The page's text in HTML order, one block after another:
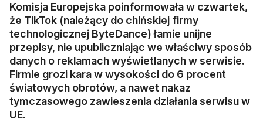
Komisja Europejska poinformowała w czwartek,
że TikTok (należący do chińskiej firmy
technologicznej ByteDance) łamie unijne
przepisy, nie upubliczniając we właściwy sposób
danych o reklamach wyświetlanych w serwisie.
Firmie grozi kara w wysokości do 6 procent
światowych obrotów, a nawet nakaz
tymczasowego zawieszenia działania serwisu w
UE.